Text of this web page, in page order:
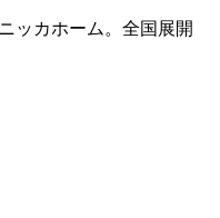
ッカホーム。全国展開